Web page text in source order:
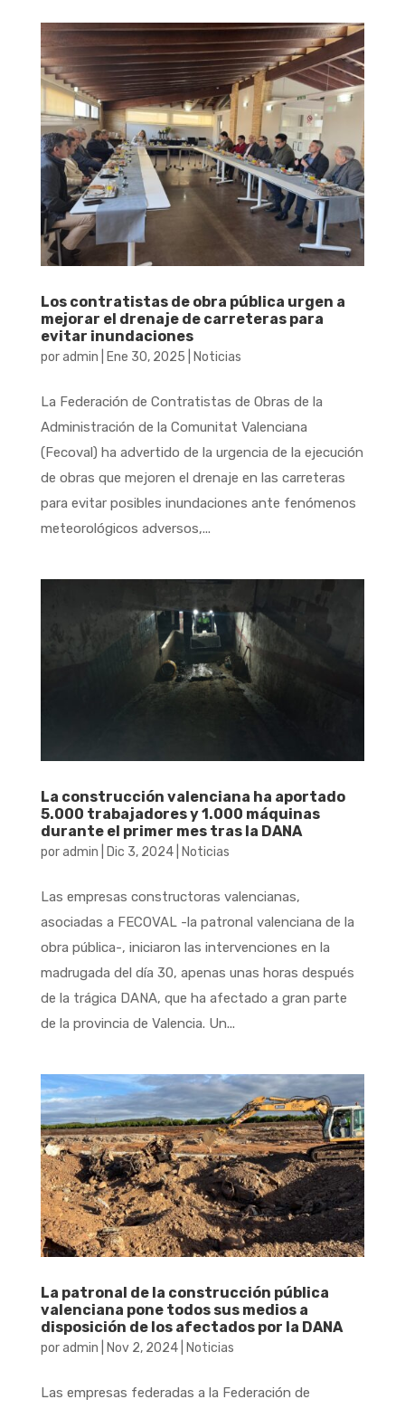
Los contratistas de obra pública urgen a
mejorar el drenaje de carreteras para
evitar inundaciones
poradmin Ene 30, 2025 Noticias
La Federación de Contratistas de Obras de la
Administración de la Comunitat Valenciana
(Fecoval) ha advertido de la urgencia de la ejecución
de obras que mejoren el drenaje en las carreteras
para evitar posibles inundaciones ante fenómenos
meteorológicos adversos,...
La construcción valenciana ha aportado
5.000 trabajadores y 1.000 máquinas
durante el primer mes tras la DANA
poradmin Dic 3, 2024| Noticias
Las empresas constructoras valencianas,
asociadas a FECOVAL -la patronal valenciana de la
obra pública-, iniciaron las intervenciones en la
madrugada del día 30, apenas unas horas después
de la trágica DANA, que ha afectado a gran parte
de la provincia de Valencia. Un...
La patronal de la construcción pública
valenciana pone todos sus medios a
disposición de los afectados por la DANA
poradmin Nov 2, 2024| Noticias
Las empresas federadas a la Federación de